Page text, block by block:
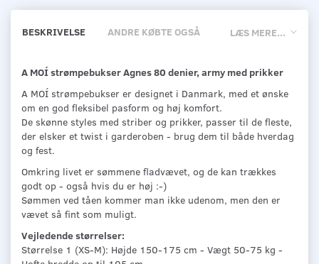
LÆS MERE...
BESKRIVELSE ANDRE KØBTE OGSÅ
A MOÍ strømpebukser Agnes 80 denier, army med prikker
A MOÍ strømpebukser er designet i Danmark, med et ønske
om en god fleksibel pasform og høj komfort.
De skønne styles med striber og prikker, passer til de fleste,
der elsker et twist i garderoben - brug dem til både hverdag
og fest.
Omkring livet er sømmene fladvævet, og de kan trækkes
godt op - også hvis du er høj :-)
Sømmen ved tåen kommer man ikke udenom, men den er
vævet så fint som muligt.
Vejledende størrelser:
Størrelse 1 (XS-M): Højde 150-175 cm - Vægt 50-75 kg -